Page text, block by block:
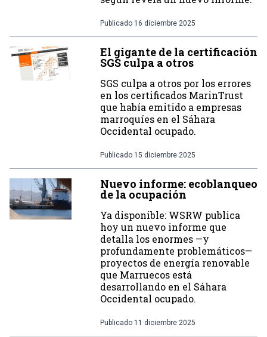
Publicado 16 diciembre 2025
El gigante de la certificación
SGS culpa a otros
SGS culpa a otros por los errores
en los certificados MarinTrust
que había emitido a empresas
marroquíes en el Sáhara
Occidental ocupado.
Publicado 15 diciembre 2025
Nuevo informe: ecoblanqueo
de la ocupación
Ya disponible: WSRW publica
hoy un nuevo informe que
detalla los enormes —y
profundamente problemáticos—
proyectos de energía renovable
que Marruecos está
desarrollando en el Sáhara
Occidental ocupado.
Publicado 11 diciembre 2025